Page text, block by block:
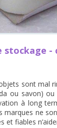
stockage -
sont mal
ou savon) ou
à long
marques ne
et fiables